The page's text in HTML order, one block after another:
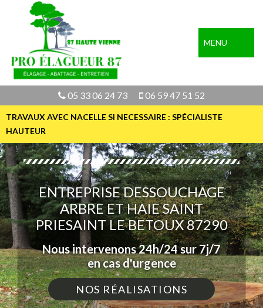
MENU
05 33 06 24 73 06 59 47 51 52
TRAVAUX AVEC NACELLE SI NECESSAIRE : SPÉCIALISTE
HAUTEUR
ENTREPRISE DESSOUCHAGE
ARBRE ET HAIE SAINT
PRIESAINT LE BETOUX 87290
Nous intervenons 24h/24 sur 7j/7
en cas d'urgence
NOS RÉALISATIONS